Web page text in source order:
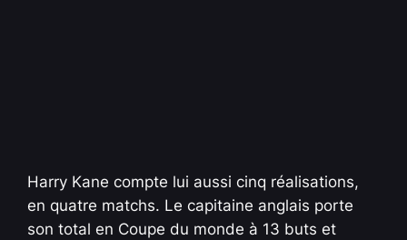
Harry Kane compte lui aussi cinq réalisations,
en quatre matchs. Le capitaine anglais porte
son total en Coupe du monde à 13 buts et